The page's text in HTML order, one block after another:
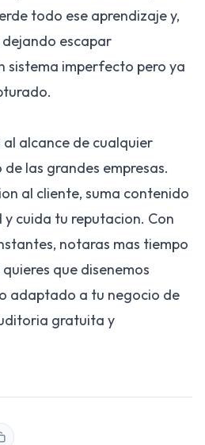
todo ese aprendizaje y,
escapar
sistema imperfecto pero ya
alcance de cualquier
las grandes empresas.
al cliente, suma contenido
cuida tu reputacion. Con
notaras mas tiempo
que disenemos
adaptado a tu negocio de
gratuita y